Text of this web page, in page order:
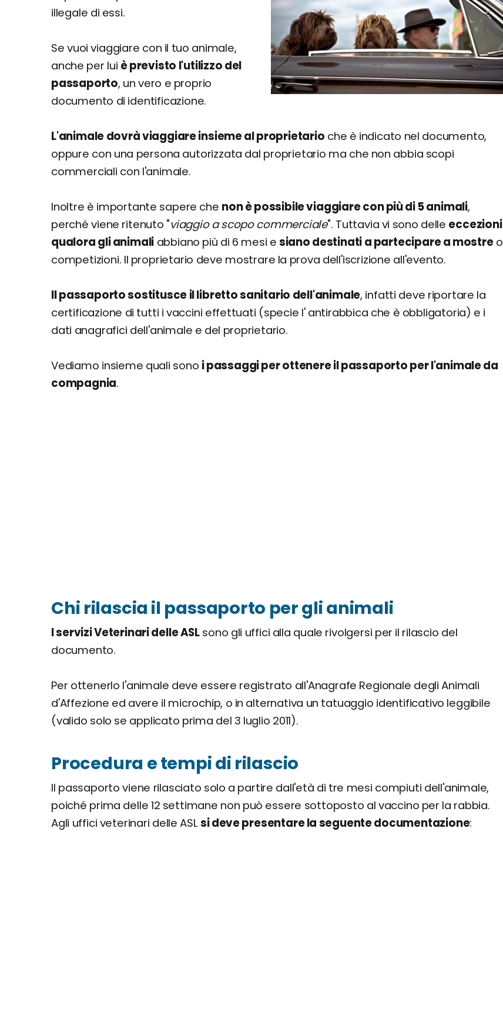
illegale di essi.
Se vuoi viaggiare con il tuo animale,
anche per lui è previsto l'utilizzo del
passaporto, un vero e proprio
documento di identificazione.
L'animale dovrà viaggiare insieme al proprietario che è indicato nel documento,
oppure con una persona autorizzata dal proprietario ma che non abbia scopi
commerciali con l'animale.
Inoltre è importante sapere che non è possibile viaggiare con più di 5 animali,
perché viene ritenuto "viaggio a scopo commerciale". Tuttavia vi sono delle eccezioni
qualora gli animali abbiano più di 6 mesi e siano destinati a partecipare a mostreo
competizioni. Il proprietario deve mostrare la prova dell'iscrizione all'evento.
Il passaporto sostitusce il libretto sanitario dell'animale, infatti deve riportare la
certificazione di tutti i vaccini effettuati (specie l' antirabbica che è obbligatoria) e i
dati anagrafici dell'animale e del proprietario.
Vediamo insieme quali sono i passaggi per ottenere il passaporto per l'animale da
compagnia.
Chi rilascia il passaporto per gli animali
I servizi Veterinari delle ASL sono gli uffici alla quale rivolgersi per il rilascio del
documento.
Per ottenerlo l'animale deve essere registrato all'Anagrafe Regionale degli Animali
d'Affezione ed avere il microchip, o in alternativa un tatuaggio identificativo leggibile
(valido solo se applicato prima del 3 luglio 2011).
Procedura e tempi di rilascio
Il passaporto viene rilasciato solo a partire dall'età di tre mesi compiuti dell'animale,
poiché prima delle 12 settimane non può essere sottoposto al vaccino per la rabbia.
Agli uffici veterinari delle ASLsi deve presentare la seguente documentazione: